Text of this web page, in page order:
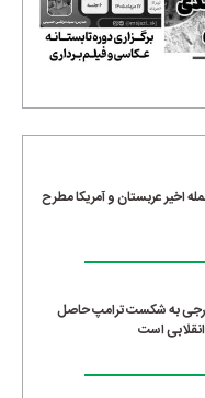
اخیر عربستان و آمریکا مطرح
به شکست ترامپ حاصل
است